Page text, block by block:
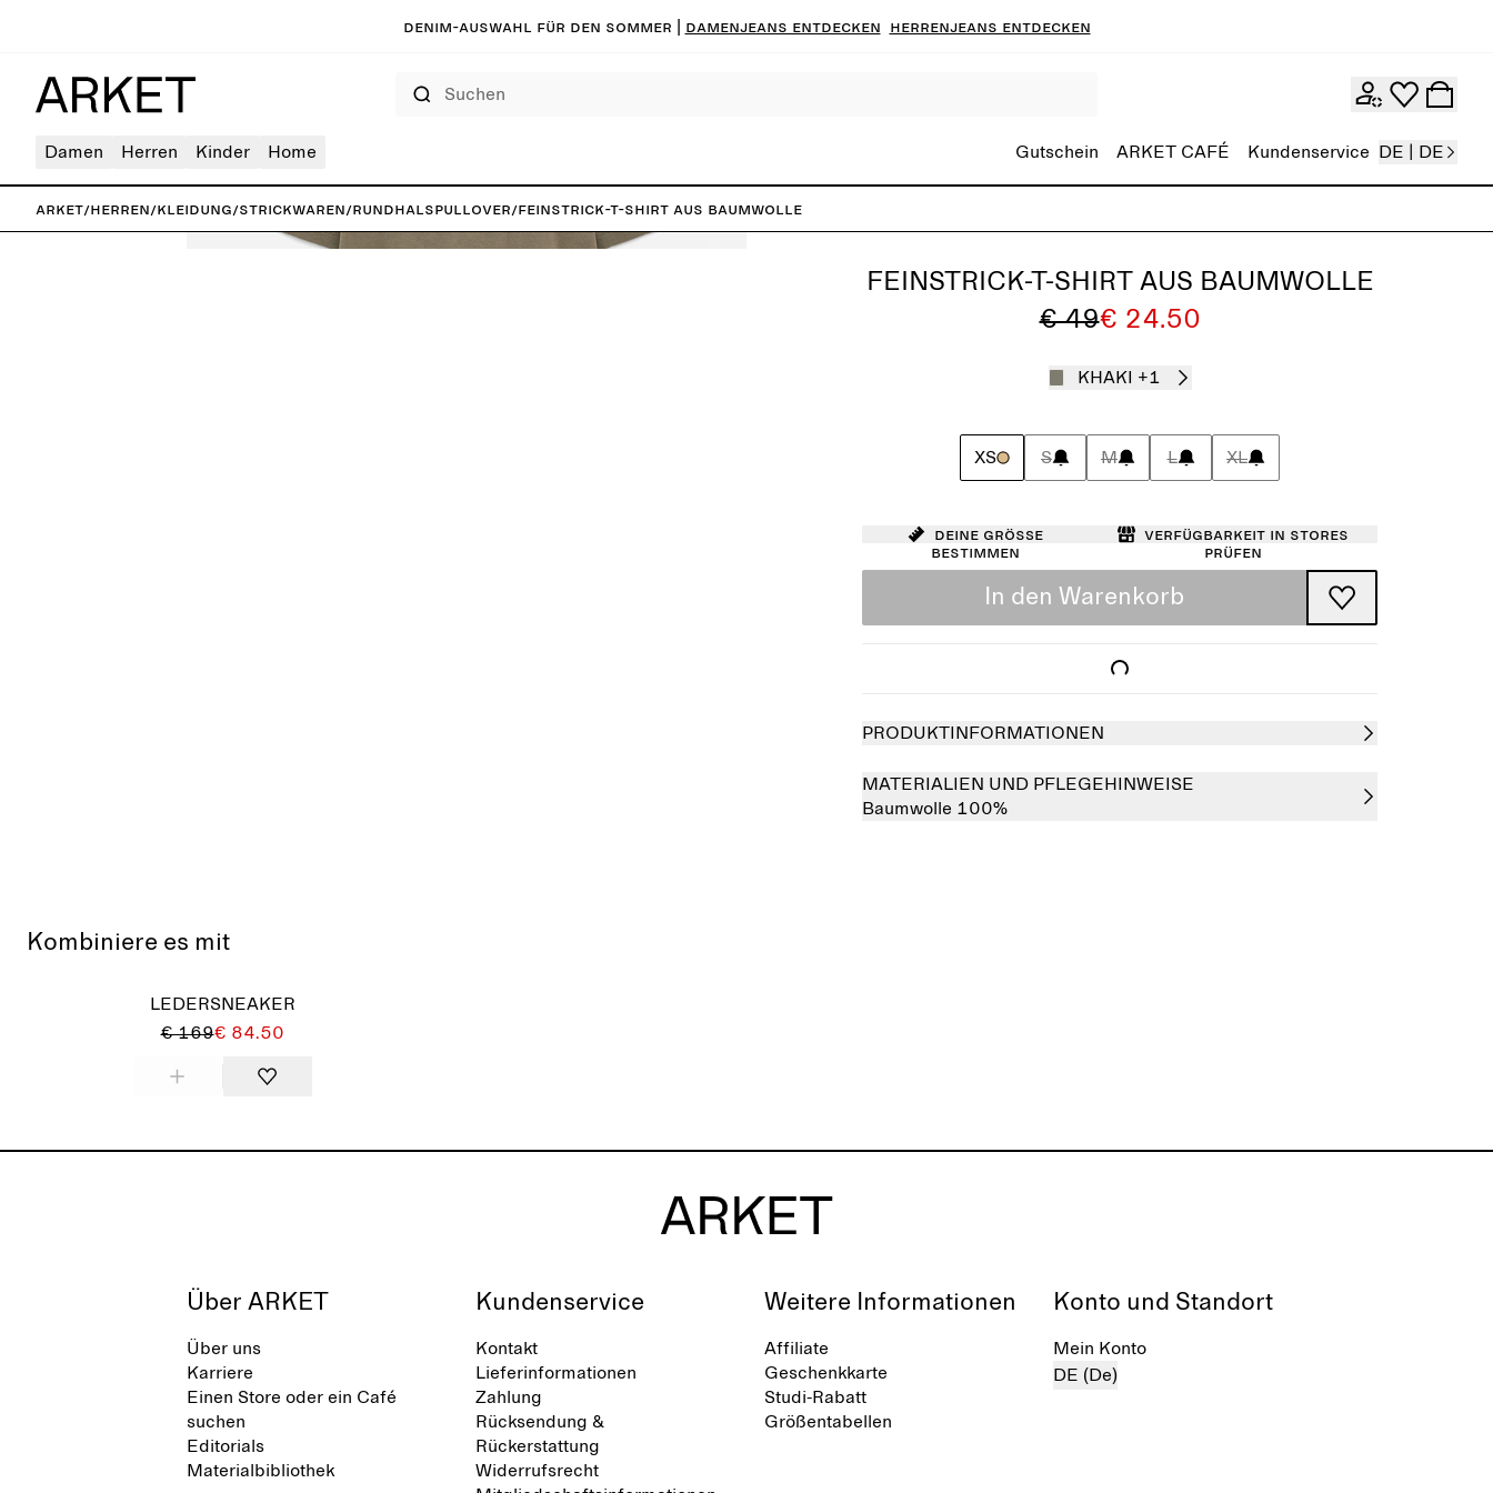
Denim-Auswahl für den Sommer | Damenjeans entdecken Herrenjeans entdecken
Damen Herren Kinder Home Gutschein ARKET CAFÉ Kundenservice DE | DE
ARKET/Herren/Kleidung/Strickwaren/Rundhalspullover/Feinstrick-T-Shirt aus Baumwolle
FEINSTRICK-T-SHIRT AUS BAUMWOLLE
€ 49€ 24.50
KHAKI +1
XS S M L XL
Deine Größe
bestimmen
Verfügbarkeit in Stores
prüfen
In den Warenkorb
PRODUKTINFORMATIONEN
MATERIALIEN UND PFLEGEHINWEISE
Baumwolle 100%
Kombiniere es mit
LEDERSNEAKER
€ 169€ 84.50
Über ARKET
Über uns
Karriere
Einen Store oder ein Café
suchen
Editorials
Materialbibliothek
Kundenservice
Kontakt
Lieferinformationen
Zahlung
Rücksendung &
Rückerstattung
Widerrufsrecht
Weitere Informationen
Affiliate
Geschenkkarte
Studi-Rabatt
Größentabellen
Konto und Standort
Mein Konto
DE (De)